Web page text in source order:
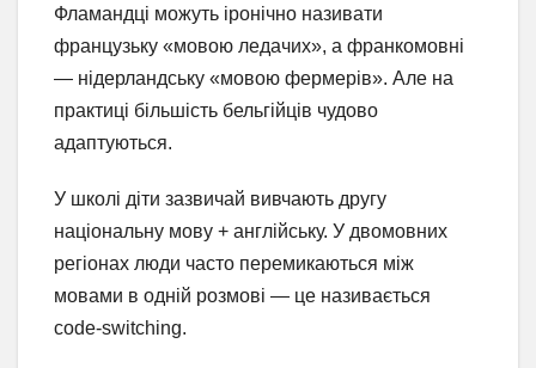
Фламандці можуть іронічно називати
французьку «мовою ледачих», а франкомовні
— нідерландську «мовою фермерів». Але на
практиці більшість бельгійців чудово
адаптуються.
У школі діти зазвичай вивчають другу
національну мову + англійську. У двомовних
регіонах люди часто перемикаються між
мовами в одній розмові — це називається
code-switching.